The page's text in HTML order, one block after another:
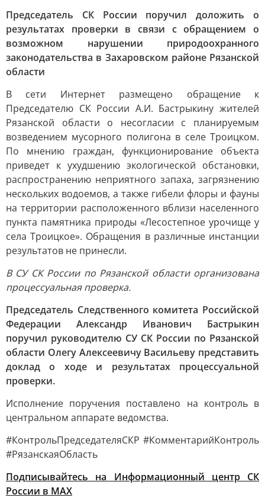
Председатель СК России поручил доложить о
результатах проверки в связи с обращением о
возможном нарушении природоохранного
законодательства в Захаровском районе Рязанской
области
В сети Интернет размещено обращение к
Председателю СК России А.И. Бастрыкину жителей
Рязанской области о несогласии с планируемым
возведением мусорного полигона в селе Троицком.
По мнению граждан, функционирование объекта
приведет к ухудшению экологической обстановки,
распространению неприятного запаха, загрязнению
нескольких водоемов, а также гибели флоры и фауны
на территории расположенного вблизи населенного
пункта памятника природы «Лесостепное урочище у
села Троицкое». Обращения в различные инстанции
результатов не принесли.
В СУ СК России по Рязанской области организована
процессуальная проверка.
Председатель Следственного комитета Российской
Федерации Александр Иванович Бастрыкин
поручил руководителю СУ СК России по Рязанской
области Олегу Алексеевичу Васильеву представить
доклад о ходе и результатах процессуальной
проверки.
Исполнение поручения поставлено на контроль в
центральном аппарате ведомства.
#КонтрольПредседателяСКР #КомментарийКонтроль
#РязанскаяОбласть
Подписывайтесь на Информационный центр СК
России в MAХ